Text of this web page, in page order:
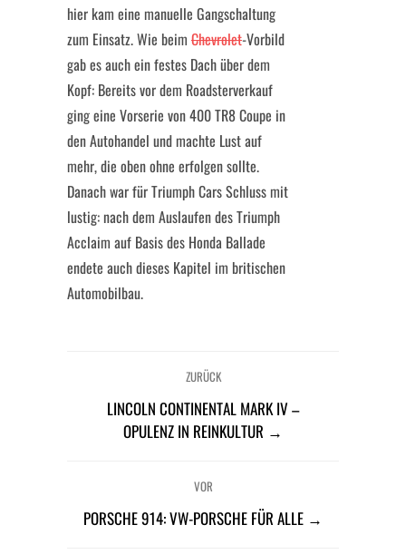
hier kam eine manuelle Gangschaltung
zum Einsatz. Wie beim Chevrolet-Vorbild
gab es auch ein festes Dach über dem
Kopf: Bereits vor dem Roadsterverkauf
ging eine Vorserie von 400 TR8 Coupe in
den Autohandel und machte Lust auf
mehr, die oben ohne erfolgen sollte.
Danach war für Triumph Cars Schluss mit
lustig: nach dem Auslaufen des Triumph
Acclaim auf Basis des Honda Ballade
endete auch dieses Kapitel im britischen
Automobilbau.
ZURÜCK
LINCOLN CONTINENTAL MARK IV –
OPULENZ IN REINKULTUR →
VOR
PORSCHE 914: VW-PORSCHE FÜR ALLE →